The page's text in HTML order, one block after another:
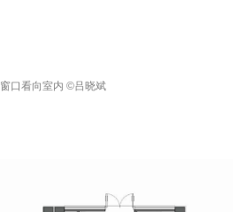
窗口看向室内 ©吕晓斌